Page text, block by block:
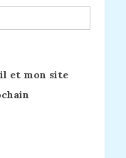
et mon site